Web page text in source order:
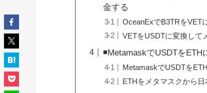
金する
OceanExでB3TRをVET
VETをUSDTに変換して
◾️MetamaskでUSDTを
MetamaskでUSDTを
ETHをメタマスクから